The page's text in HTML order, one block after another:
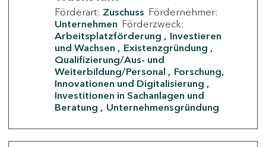
Förderart: Zuschuss Fördernehmer:
Unternehmen Förderzweck:
Arbeitsplatzförderung
Investieren
und Wachsen
Existenzgründung
Qualifizierung/Aus- und
Weiterbildung/Personal
Forschung,
Innovationen und Digitalisierung
Investitionen in Sachanlagen und
Beratung
Unternehmensgründung